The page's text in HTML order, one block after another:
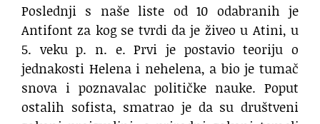
Poslednji s naše liste od 10 odabranih je
Antifont za kog se tvrdi da je živeo u Atini, u
5. veku p. n. e. Prvi je postavio teoriju o
jednakosti Helena i nehelena, a bio je tumač
snova i poznavalac političke nauke. Poput
ostalih sofista, smatrao je da su društveni